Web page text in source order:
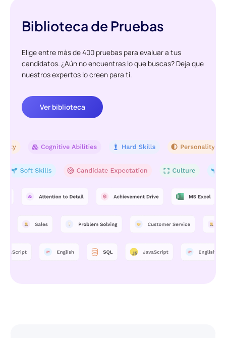
Biblioteca de Pruebas
Elige entre más de 400 pruebas para evaluar a tus
candidatos. ¿Aún no encuentras lo que buscas? Deja que
nuestros expertos lo creen para ti.
Ver biblioteca